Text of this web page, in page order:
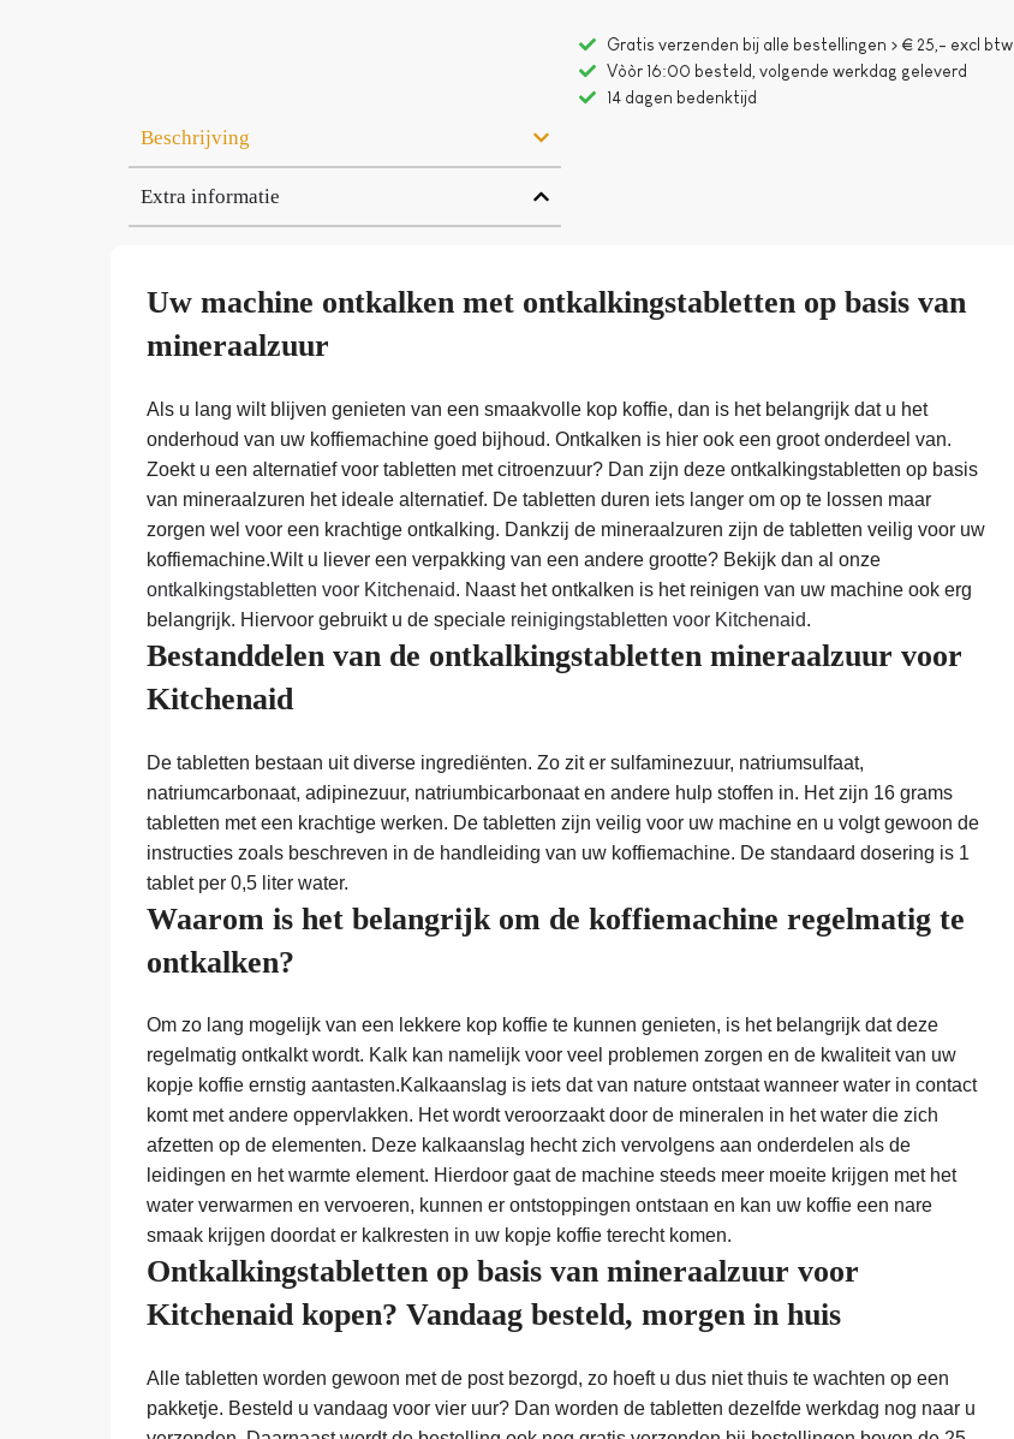
Beschrijving
Extra informatie
Gratis verzenden bij alle bestellingen > € 25,- excl btw
Vòòr 16:00 besteld, volgende werkdag geleverd
14 dagen bedenktijd
Uw machine ontkalken met ontkalkingstabletten op basis van
mineraalzuur
Als u lang wilt blijven genieten van een smaakvolle kop koffie, dan is het belangrijk dat u het
onderhoud van uw koffiemachine goed bijhoud. Ontkalken is hier ook een groot onderdeel van.
Zoekt u een alternatief voor tabletten met citroenzuur? Dan zijn deze ontkalkingstabletten op basis
van mineraalzuren het ideale alternatief. De tabletten duren iets langer om op te lossen maar
zorgen wel voor een krachtige ontkalking. Dankzij de mineraalzuren zijn de tabletten veilig voor uw
koffiemachine.Wilt u liever een verpakking van een andere grootte? Bekijk dan al onze
ontkalkingstabletten voor Kitchenaid. Naast het ontkalken is het reinigen van uw machine ook erg
belangrijk. Hiervoor gebruikt u de speciale reinigingstabletten voor Kitchenaid.
Bestanddelen van de ontkalkingstabletten mineraalzuur voor
Kitchenaid
De tabletten bestaan uit diverse ingrediënten. Zo zit er sulfaminezuur, natriumsulfaat,
natriumcarbonaat, adipinezuur, natriumbicarbonaat en andere hulp stoffen in. Het zijn 16 grams
tabletten met een krachtige werken. De tabletten zijn veilig voor uw machine en u volgt gewoon de
instructies zoals beschreven in de handleiding van uw koffiemachine. De standaard dosering is 1
tablet per 0,5 liter water.
Waarom is het belangrijk om de koffiemachine regelmatig te
ontkalken?
Om zo lang mogelijk van een lekkere kop koffie te kunnen genieten, is het belangrijk dat deze
regelmatig ontkalkt wordt. Kalk kan namelijk voor veel problemen zorgen en de kwaliteit van uw
kopje koffie ernstig aantasten.Kalkaanslag is iets dat van nature ontstaat wanneer water in contact
komt met andere oppervlakken. Het wordt veroorzaakt door de mineralen in het water die zich
afzetten op de elementen. Deze kalkaanslag hecht zich vervolgens aan onderdelen als de
leidingen en het warmte element. Hierdoor gaat de machine steeds meer moeite krijgen met het
water verwarmen en vervoeren, kunnen er ontstoppingen ontstaan en kan uw koffie een nare
smaak krijgen doordat er kalkresten in uw kopje koffie terecht komen.
Ontkalkingstabletten op basis van mineraalzuur voor
Kitchenaid kopen? Vandaag besteld, morgen in huis
Alle tabletten worden gewoon met de post bezorgd, zo hoeft u dus niet thuis te wachten op een
pakketje. Besteld u vandaag voor vier uur? Dan worden de tabletten dezelfde werkdag nog naar u